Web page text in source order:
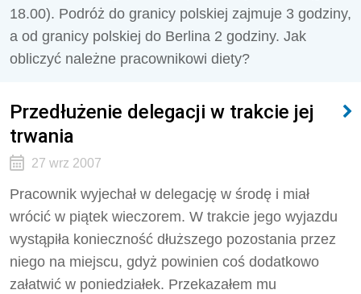
18.00). Podróż do granicy polskiej zajmuje 3 godziny,
a od granicy polskiej do Berlina 2 godziny. Jak
obliczyć należne pracownikowi diety?
Przedłużenie delegacji w trakcie jej
trwania
27 wrz 2007
Pracownik wyjechał w delegację w środę i miał
wrócić w piątek wieczorem. W trakcie jego wyjazdu
wystąpiła konieczność dłuższego pozostania przez
niego na miejscu, gdyż powinien coś dodatkowo
załatwić w poniedziałek. Przekazałem mu